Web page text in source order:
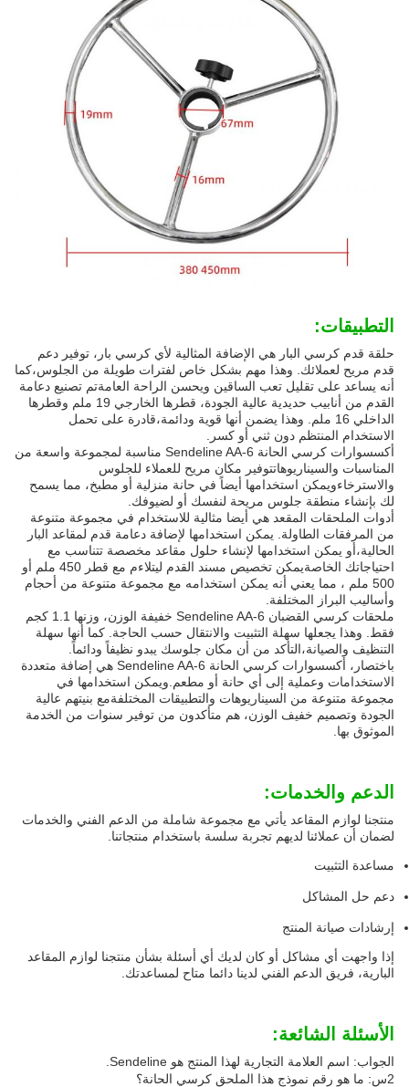
التطبيقات:
حلقة قدم كرسي البار هي الإضافة المثالية لأي كرسي بار، توفير دعم
قدم مريح لعملائك. وهذا مهم بشكل خاص لفترات طويلة من الجلوس،كما
أنه يساعد على تقليل تعب الساقين ويحسن الراحة العامةتم تصنيع دعامة
القدم من أنابيب حديدية عالية الجودة، قطرها الخارجي 19 ملم وقطرها
الداخلي 16 ملم. وهذا يضمن أنها قوية ودائمة،قادرة على تحمل
الاستخدام المنتظم دون ثني أو كسر.
أكسسوارات كرسي الحانة Sendeline AA-6 مناسبة لمجموعة واسعة من
المناسبات والسيناريوهاتتوفير مكان مريح للعملاء للجلوس
والاسترخاءويمكن استخدامها أيضاً في حانة منزلية أو مطبخ، مما يسمح
لك بإنشاء منطقة جلوس مريحة لنفسك أو لضيوفك.
أدوات الملحقات المقعد هي أيضا مثالية للاستخدام في مجموعة متنوعة
من المرفقات الطاولة. يمكن استخدامها لإضافة دعامة قدم لمقاعد البار
الحالية،أو يمكن استخدامها لإنشاء حلول مقاعد مخصصة تتناسب مع
احتياجاتك الخاصةيمكن تخصيص مسند القدم ليتلاءم مع قطر 450 ملم أو
500 ملم ، مما يعني أنه يمكن استخدامه مع مجموعة متنوعة من أحجام
وأساليب البراز المختلفة.
ملحقات كرسي القضبان Sendeline AA-6 خفيفة الوزن، وزنها 1.1 كجم
فقط. وهذا يجعلها سهلة التثبيت والانتقال حسب الحاجة. كما أنها سهلة
التنظيف والصيانة،التأكد من أن مكان جلوسك يبدو نظيفاً ودائماً.
باختصار، أكسسوارات كرسي الحانة Sendeline AA-6 هي إضافة متعددة
الاستخدامات وعملية إلى أي حانة أو مطعم.ويمكن استخدامها في
مجموعة متنوعة من السيناريوهات والتطبيقات المختلفةمع بنيتهم عالية
الجودة وتصميم خفيف الوزن، هم متأكدون من توفير سنوات من الخدمة
الموثوق بها.
الدعم والخدمات:
منتجنا لوازم المقاعد يأتي مع مجموعة شاملة من الدعم الفني والخدمات
لضمان أن عملائنا لديهم تجربة سلسة باستخدام منتجاتنا.
مساعدة التثبيت
دعم حل المشاكل
إرشادات صيانة المنتج
إذا واجهت أي مشاكل أو كان لديك أي أسئلة بشأن منتجنا لوازم المقاعد
البارية، فريق الدعم الفني لدينا دائما متاح لمساعدتك.
الأسئلة الشائعة:
الجواب: اسم العلامة التجارية لهذا المنتج هو Sendeline.
2س: ما هو رقم نموذج هذا الملحق كرسي الحانة؟